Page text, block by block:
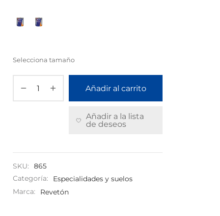
Selecciona tamaño
Añadir al carrito
Añadir a la lista
de deseos
SKU:
865
Categoría:
Especialidades y suelos
Marca:
Revetón